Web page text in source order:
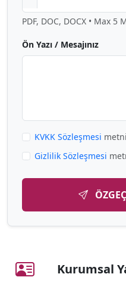
PDF, DOC, DOCX • Max 5
Ön Yazı / Mesajınız
KVKK Sözleşmesi
Gizlilik Sözleşmesi
Kurumsal